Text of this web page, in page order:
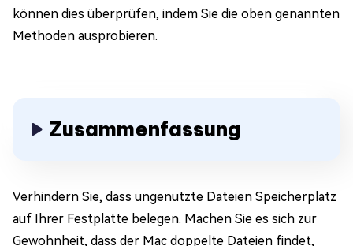
können dies überprüfen, indem Sie die oben genannten
Methoden ausprobieren.
Zusammenfassung
Verhindern Sie, dass ungenutzte Dateien Speicherplatz
auf Ihrer Festplatte belegen. Machen Sie es sich zur
Gewohnheit, dass der Mac doppelte Dateien findet,